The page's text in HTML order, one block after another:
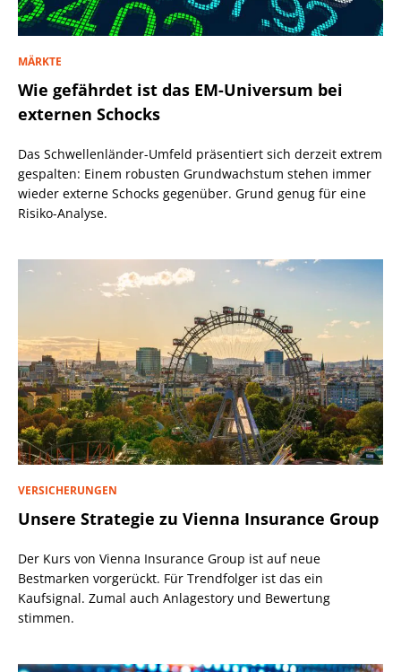
MÄRKTE
Wie gefährdet ist das EM-Universum bei
externen Schocks
Das Schwellenländer-Umfeld präsentiert sich derzeit extrem
gespalten: Einem robusten Grundwachstum stehen immer
wieder externe Schocks gegenüber. Grund genug für eine
Risiko-Analyse.
VERSICHERUNGEN
Unsere Strategie zu Vienna Insurance Group
Der Kurs von Vienna Insurance Group ist auf neue
Bestmarken vorgerückt. Für Trendfolger ist das ein
Kaufsignal. Zumal auch Anlagestory und Bewertung
stimmen.